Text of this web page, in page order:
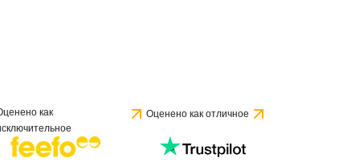
как
Оценено как отличное